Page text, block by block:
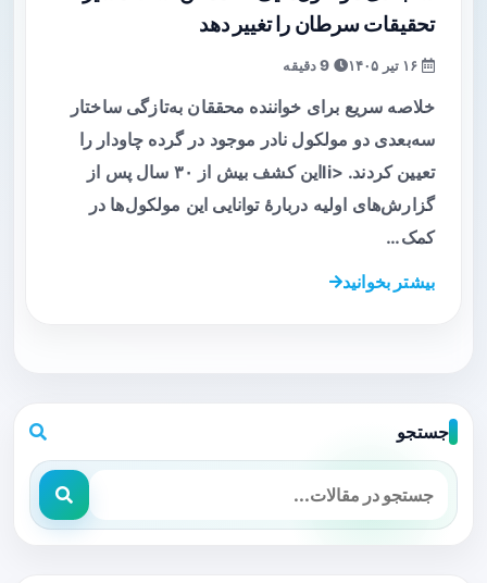
تحقیقات سرطان را تغییر دهد
خلاصه سریع برای خواننده محققان به‌تازگی ساختار
سه‌بعدی دو مولکول نادر موجود در گرده چاودار را
تعیین کردند. <liاین کشف بیش از ۳۰ سال پس از
گزارش‌های اولیه دربارهٔ توانایی این مولکول‌ها در
کمک…
بیشتر بخوانید
جستجو